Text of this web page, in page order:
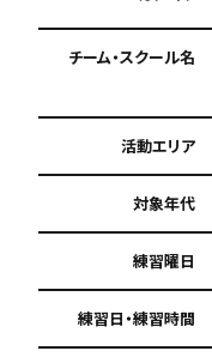
チーム・スクール名
活動エリア
対象年代
練習曜日
練習日・練習時間